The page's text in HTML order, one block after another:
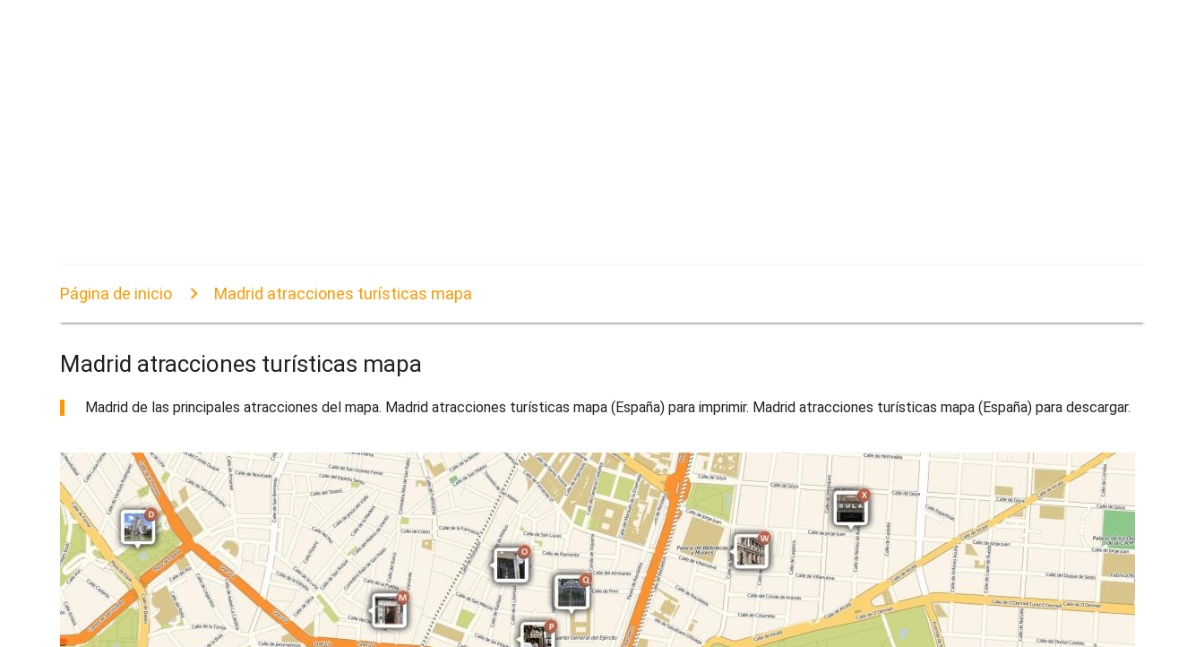
Página de inicio Madrid atracciones turísticas mapa
Madrid atracciones turísticas mapa
Madrid de las principales atracciones del mapa. Madrid atracciones turísticas mapa (España) para imprimir. Madrid atracciones turísticas mapa (España) para descargar.